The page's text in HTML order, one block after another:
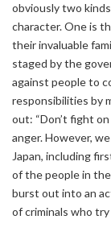
obviously two
character. One is
their invaluable
staged by the
against people to
responsibilities by
out: “Don’t fight
anger. However,
Japan, including
of the people in
burst out into an
of criminals who